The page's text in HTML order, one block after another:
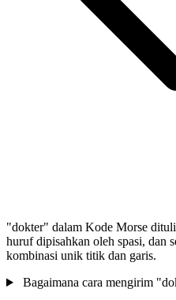
"dokter" dalam Kode Morse
huruf dipisahkan oleh spasi, dan
kombinasi unik titik dan garis.
Bagaimana cara mengirim